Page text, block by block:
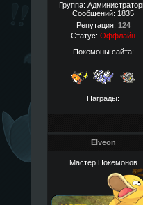
Группа:
Сообщений: 1835
Репутация: 124
Статус: Оффлайн
Покемоны сайта:
Награды:
Elveon
Мастер Покемонов